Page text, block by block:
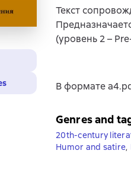
Текст
(уровень 2 –
В формате
Genres and
20th-century
Humor and satire,